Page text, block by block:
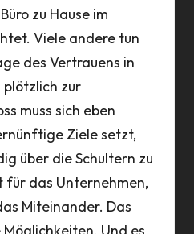
zu Hause im
Viele andere tun
des Vertrauens in
zur
muss sich eben
Ziele setzt,
über die Schultern zu
für das Unternehmen,
Miteinander. Das
Und es